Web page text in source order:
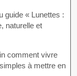
guide « Lunettes :
naturelle et
comment vivre
à mettre en